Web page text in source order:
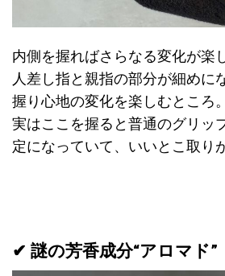
内側を握ればさらなる変化が楽
人差し指と親指の部分が細めに
握り心地の変化を楽しむところ。
実はここを握ると普通のグリッ
定になっていて、いいとこ取り
✔ 謎の芳香成分“アロマド”